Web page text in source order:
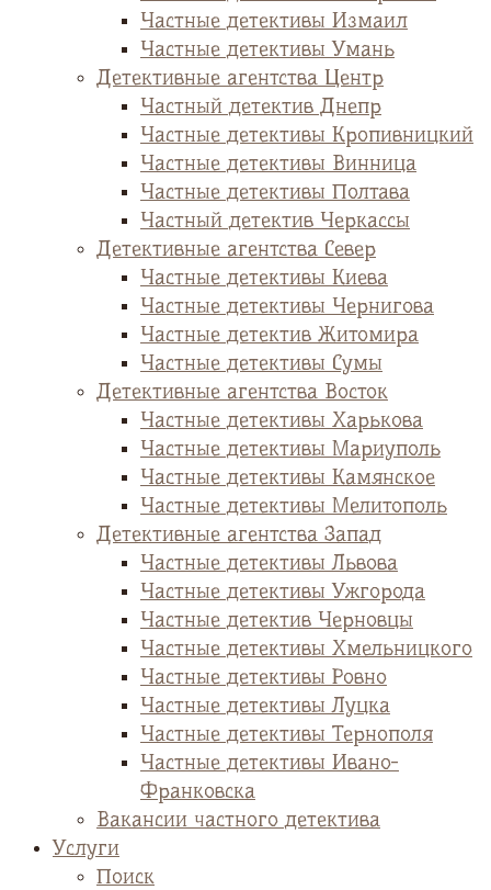
Частные детективы Измаил
Частные детективы Умань
Детективные агентства Центр
Частный детектив Днепр
Частные детективы Кропивницкий
Частные детективы Винница
Частные детективы Полтава
Частный детектив Черкассы
Детективные агентства Север
Частные детективы Киева
Частные детективы Чернигова
Частные детектив Житомира
Частные детективы Сумы
Детективные агентства Восток
Частные детективы Харькова
Частные детективы Мариуполь
Частные детективы Камянское
Частные детективы Мелитополь
Детективные агентства Запад
Частные детективы Львова
Частные детективы Ужгорода
Частные детектив Черновцы
Частные детективы Хмельницкого
Частные детективы Ровно
Частные детективы Луцка
Частные детективы Тернополя
Частные детективы Ивано-
Франковска
Вакансии частного детектива
Услуги
Поиск